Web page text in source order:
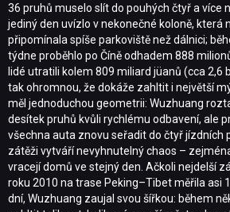
36 pruhů muselo slít do pouhých čtyř a více
jediný den uvízlo v nekonečné koloně, která
připomínala spíše parkoviště než dálnici;
týdne proběhlo po Číně odhadem 888
lidé utratili kolem 809 miliard jüanů (cca 2,6
tak ohromnou, že dokáže zahltit i největší
měl jednoduchou geometrii: Wuzhuang
desítek pruhů kvůli rychlému odbavení, ale
všechna auta znovu seřadit do čtyř jízdních
zátěži vytváří nevyhnutelný chaos –
vracejí domů ve stejný den. Ačkoli nejdelší
roku 2010 na trase Peking–Tibet měřila asi
dní, Wuzhuang zaujal svou šířkou: během